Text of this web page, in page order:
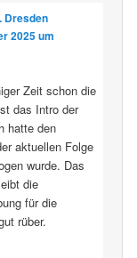
Dresden
2025 um
Zeit schon die
das Intro der
hatte den
aktuellen Folge
wurde. Das
die
für die
rüber.